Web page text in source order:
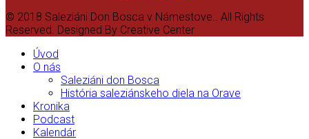
© 2018 Saleziáni Don Bosca v Námestove.. All Rights
Reserved. Designed By Creative Center
Úvod
O nás
Saleziáni don Bosca
História saleziánskeho diela na Orave
Kronika
Podcast
Kalendár